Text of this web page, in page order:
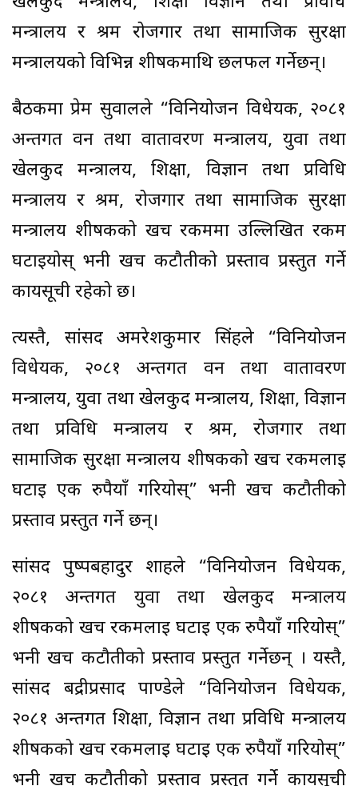
मन्त्रालय र श्रम रोजगार तथा सामाजिक सुरक्षा
मन्त्रालयको विभिन्न शीर्षकमाथि छलफल गर्नेछन्।
बैठकमा प्रेम सुवालले “विनियोजन विधेयक, २०८१
अन्तर्गत वन तथा वातावरण मन्त्रालय, युवा तथा
खेलकुद मन्त्रालय, शिक्षा, विज्ञान तथा प्रविधि
मन्त्रालय र श्रम, रोजगार तथा सामाजिक सुरक्षा
मन्त्रालय शीर्षकको खर्च रकममा उल्लिखित रकम
घटाइयोस् भनी खर्च कटौतीको प्रस्ताव प्रस्तुत गर्ने
कार्यसूची रहेको छ।
त्यस्तै, सांसद अमरेशकुमार सिंहले “विनियोजन
विधेयक, २०८१ अन्तर्गत वन तथा वातावरण
मन्त्रालय, युवा तथा खेलकुद मन्त्रालय, शिक्षा, विज्ञान
तथा प्रविधि मन्त्रालय र श्रम, रोजगार तथा
सामाजिक सुरक्षा मन्त्रालय शीर्षकको खर्च रकमलाई
घटाइ एक रुपैयाँ गरियोस्” भनी खर्च कटौतीको
प्रस्ताव प्रस्तुत गर्ने छन्।
सांसद पुष्पबहादुर शाहले “विनियोजन विधेयक,
२०८१ अन्तर्गत युवा तथा खेलकुद मन्त्रालय
शीर्षकको खर्च रकमलाई घटाई एक रुपैयाँ गरियोस्”
भनी खर्च कटौतीको प्रस्ताव प्रस्तुत गर्नेछन् । यस्तै,
सांसद बद्रीप्रसाद पाण्डेले “विनियोजन विधेयक,
२०८१ अन्तर्गत शिक्षा, विज्ञान तथा प्रविधि मन्त्रालय
शीर्षकको खर्च रकमलाई घटाई एक रुपैयाँ गरियोस्”
भनी खर्च कटौतीको प्रस्ताव प्रस्तुत गर्ने कार्यसूची